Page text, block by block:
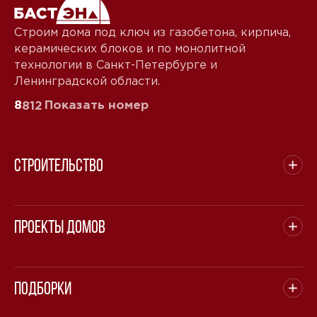
Строим дома под ключ из газобетона, кирпича,
керамических блоков и по монолитной
технологии в Санкт-Петербурге и
Ленинградской области.
8812 Показать номер
Строительство
Проекты домов
Подборки